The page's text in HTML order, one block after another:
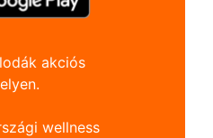
akciós
wellness